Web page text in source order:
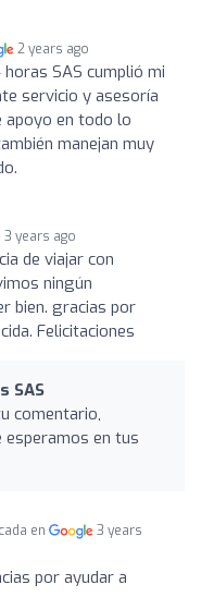
2 years ago
SAS cumplió mi
servicio y asesoría
apoyo en todo lo
manejan muy
3 years ago
de viajar con
ningún
bien. gracias por
Felicitaciones
SAS
comentario,
en tus
en
3 years
por ayudar a